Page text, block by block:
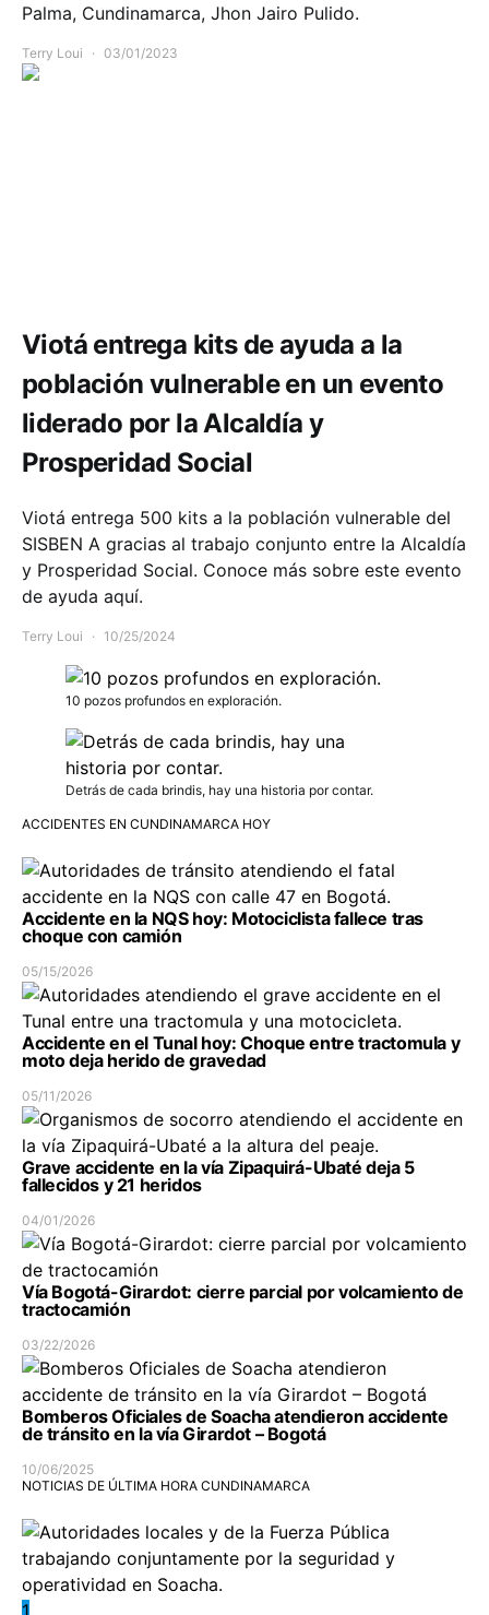
Palma, Cundinamarca, Jhon Jairo Pulido.
Terry Loui 03/01/2023
Viotá entrega kits de ayuda a la
población vulnerable en un evento
liderado por la Alcaldía y
Prosperidad Social
Viotá entrega 500 kits a la población vulnerable del
SISBEN A gracias al trabajo conjunto entre la Alcaldía
y Prosperidad Social. Conoce más sobre este evento
de ayuda aquí.
Terry Loui 10/25/2024
10 pozos profundos en exploración.
Detrás de cada brindis, hay una historia por contar.
ACCIDENTES EN CUNDINAMARCA HOY
Accidente en la NQS hoy: Motociclista fallece tras
choque con camión
05/15/2026
Accidente en el Tunal hoy: Choque entre tractomula y
moto deja herido de gravedad
05/11/2026
Grave accidente en la vía Zipaquirá-Ubaté deja 5
fallecidos y 21 heridos
04/01/2026
Vía Bogotá-Girardot: cierre parcial por volcamiento de
tractocamión
03/22/2026
Bomberos Oficiales de Soacha atendieron accidente
de tránsito en la vía Girardot – Bogotá
10/06/2025
NOTICIAS DE ÚLTIMA HORA CUNDINAMARCA